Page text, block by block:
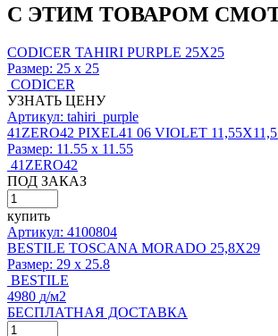
С ЭТИМ ТОВАРОМ
CODICER TAHIRI PURPLE 25X25
Размер: 25 x 25
CODICER
УЗНАТЬ ЦЕНУ
Артикул: tahiri_purple
41ZERO42 PIXEL41 06 VIOLET
Размер: 11.55 x 11.55
41ZERO42
ПОД ЗАКАЗ
купить
Артикул: 4100804
BESTILE TOSCANA MORADO 25,8X29
Размер: 29 x 25.8
BESTILE
4980 д/м2
БЕСПЛАТНАЯ ДОСТАВКА